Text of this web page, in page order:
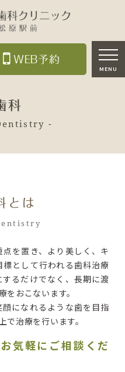
WEB予約
MENU
科
とは
を置き、より美しく、キ
として行われる歯科治療
るだけでなく、長期に渡
をおこないます。
になれるような歯を目指
で治療を行います。
気軽にご相談くだ